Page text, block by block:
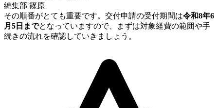
編集部 篠原
その順番がとても重要です。交付申請の受付期間は令和8年6
月5日までとなっていますので、まずは対象経費の範囲や手
続きの流れを確認していきましょう。